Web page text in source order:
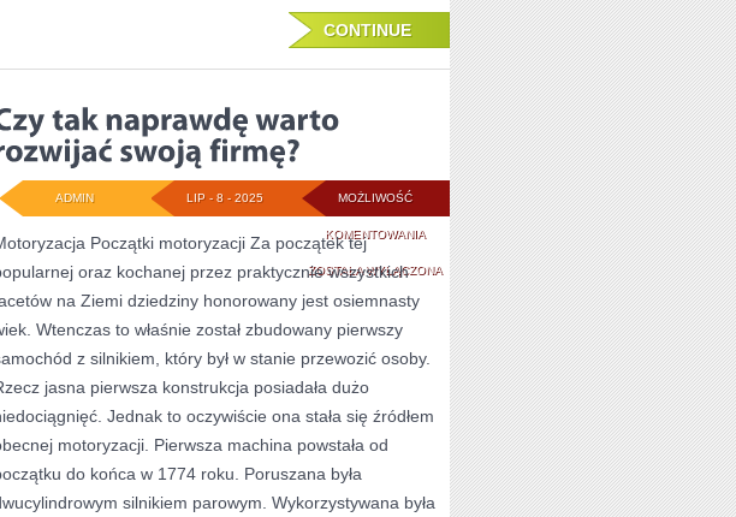
CONTINUE
MOŻLIWOŚĆ
KOMENTOWANIACZY
TAK
NAPRAWDĘ
WARTO
ROZWIJAĆ
SWOJĄ
FIRMĘ?
ZOSTAŁA WYŁĄCZONA
LIP - 8 - 2025
ADMIN
Początki motoryzacji Za początek tej
oraz kochanej przez praktycznie wszystkich
na Ziemi dziedziny honorowany jest osiemnasty
Wtenczas to właśnie został zbudowany pierwszy
z silnikiem, który był w stanie przewozić osoby.
jasna pierwsza konstrukcja posiadała dużo
Jednak to oczywiście ona stała się źródłem
motoryzacji. Pierwsza machina powstała od
do końca w 1774 roku. Poruszana była
silnikiem parowym. Wykorzystywana była